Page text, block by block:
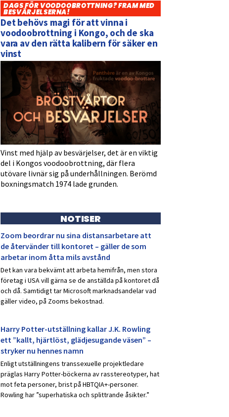
DAGS FÖR VOODOOBROTTNING? FRAM MED
BESVÄRJELSERNA!
Det behövs magi för att vinna i
voodoobrottning i Kongo, och de ska
vara av den rätta kalibern för säker en
vinst
Vinst med hjälp av besvärjelser, det är en viktig
del i Kongos voodoobrottning, där flera
utövare livnär sig på underhållningen. Berömd
boxningsmatch 1974 lade grunden.
NOTISER
Zoom beordrar nu sina distansarbetare att
de återvänder till kontoret – gäller de som
arbetar inom åtta mils avstånd
Det kan vara bekvämt att arbeta hemifrån, men stora
företag i USA vill gärna se de anställda på kontoret då
och då. Samtidigt tar Microsoft marknadsandelar vad
gäller video, på Zooms bekostnad.
Harry Potter-utställning kallar J.K. Rowling
ett ”kallt, hjärtlöst, glädjesugande väsen” –
stryker nu hennes namn
Enligt utställningens transsexuelle projektledare
präglas Harry Potter-böckerna av rasstereotyper, hat
mot feta personer, brist på HBTQIA+-personer.
Rowling har ”superhatiska och splittrande åsikter.”